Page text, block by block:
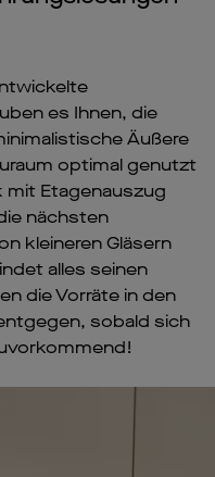
es Ihnen, die
Äußere
optimal genutzt
mit Etagenauszug
nächsten
kleineren Gläsern
alles seinen
die Vorräte in den
sobald sich